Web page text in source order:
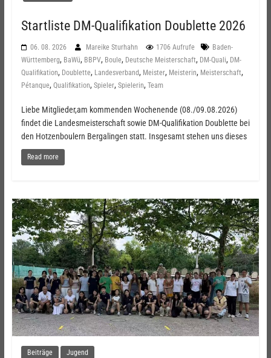
Startliste DM-Qualifikation Doublette 2026
06. 08. 2026 Mareike Sturhahn 1706 Aufrufe
Baden-
Württemberg, BaWü, BBPV, Boule, Deutsche Meisterschaft, DM-Quali, DM-
Qualifikation, Doublette, Landesverband, Meister, Meisterin, Meisterschaft,
Pétanque, Qualifikation, Spieler, Spielerin, Team
Liebe Mitglieder,am kommenden Wochenende (08./09.08.2026)
findet die Landesmeisterschaft sowie DM-Qualifikation Doublette bei
den Hotzenboulern Bergalingen statt. Insgesamt stehen uns dieses
Read more
Beiträge Jugend